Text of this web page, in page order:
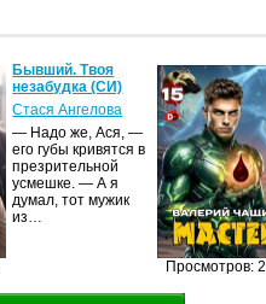
Бывший. Твоя
незабудка (СИ)
Стася Ангелова
— Надо же, Ася, —
его губы кривятся в
презрительной
усмешке. — А я
думал, тот мужик
из…
Просмотров: